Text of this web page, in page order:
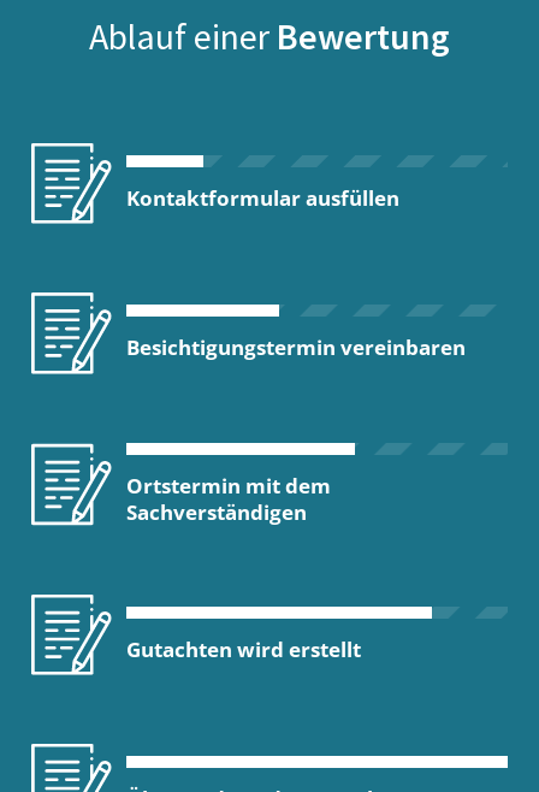
Ablauf einer Bewertung
Kontaktformular ausfüllen
Besichtigungstermin vereinbaren
Ortstermin mit dem
Sachverständigen
Gutachten wird erstellt